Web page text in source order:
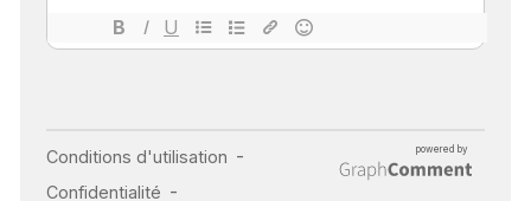
18 juil 2022
INSUFFISANCE
CARDIAQUE : LES